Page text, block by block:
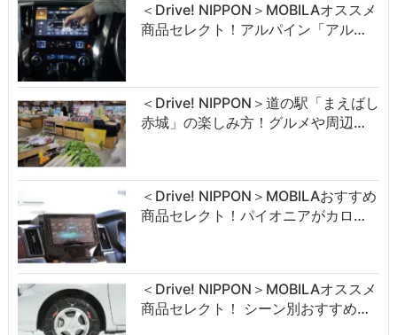
＜Drive! NIPPON＞MOBILAオススメ
商品セレクト！アルパイン「アル…
＜Drive! NIPPON＞道の駅「まえばし
赤城」の楽しみ方！グルメや周辺…
＜Drive! NIPPON＞MOBILAおすすめ
商品セレクト！パイオニアがカロ…
＜Drive! NIPPON＞MOBILAオススメ
商品セレクト！ シーン別おすすめ…